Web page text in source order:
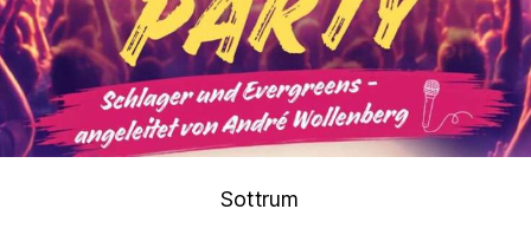
Kategorien
Sottrum